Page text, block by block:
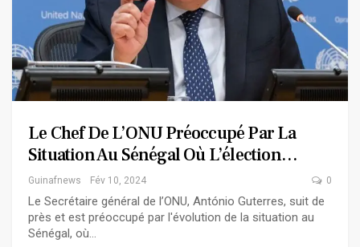
Le Chef De L’ONU Préoccupé Par La
Situation Au Sénégal Où L’élection…
Guinafnews Fév 10, 2024 0
Le Secrétaire général de l’ONU, António Guterres, suit de
près et est préoccupé par l'évolution de la situation au
Sénégal, où…